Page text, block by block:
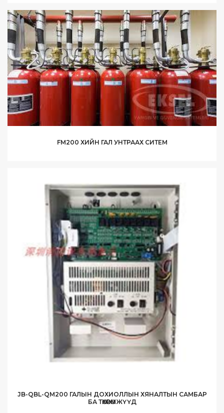
FM200 ХИЙН ГАЛ УНТРААХ СИТЕМ
JB-QBL-QM200 ГАЛЫН ДОХИОЛЛЫН ХЯНАЛТЫН САМБАР
БА ТӨХӨӨРӨМЖҮҮД